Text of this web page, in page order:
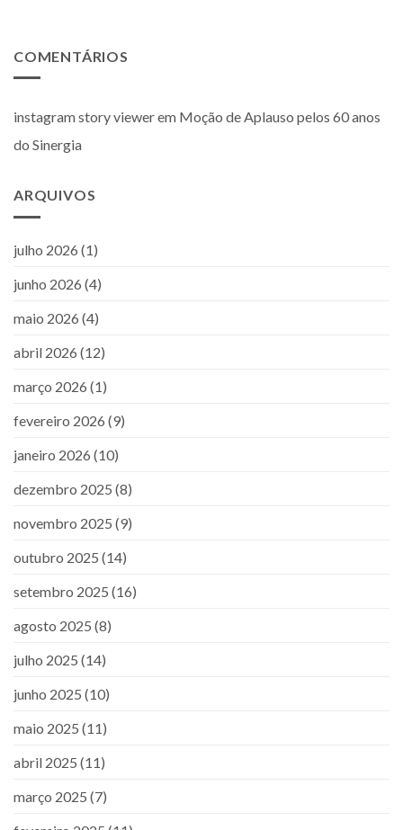
COMENTÁRIOS
instagram story viewerem Moção de Aplauso pelos 60 anos
do Sinergia
ARQUIVOS
julho 2026 (1)
junho 2026 (4)
maio 2026 (4)
abril 2026 (12)
março 2026 (1)
fevereiro 2026 (9)
janeiro 2026 (10)
dezembro 2025 (8)
novembro 2025 (9)
outubro 2025 (14)
setembro 2025 (16)
agosto 2025 (8)
julho 2025 (14)
junho 2025 (10)
maio 2025 (11)
abril 2025 (11)
março 2025 (7)